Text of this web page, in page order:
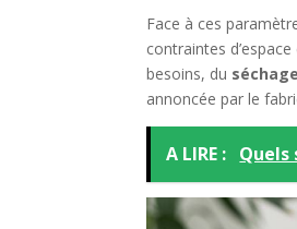
Face à ces
contraintes
besoins, du
annoncée par le
A LIRE : Quels